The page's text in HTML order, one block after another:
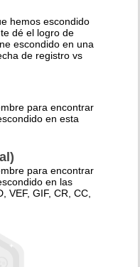
hemos escondido
dé el logro de
escondido en una
de registro vs
para encontrar
en esta
para encontrar
en las
VEF, GIF, CR, CC,